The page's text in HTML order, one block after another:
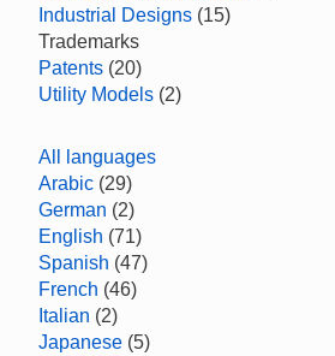
Industrial Designs (15)
Trademarks
Patents (20)
Utility Models (2)
All languages
Arabic (29)
German (2)
English (71)
Spanish (47)
French (46)
Italian (2)
Japanese (5)